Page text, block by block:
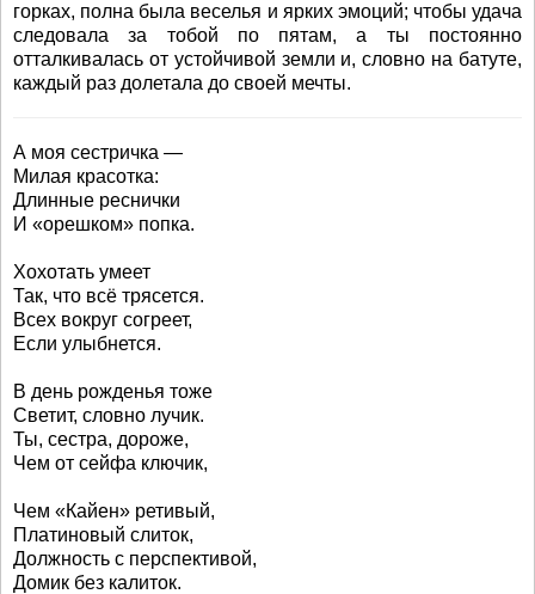
горках, полна была веселья и ярких эмоций; чтобы удача
следовала за тобой по пятам, а ты постоянно
отталкивалась от устойчивой земли и, словно на батуте,
каждый раз долетала до своей мечты.
А моя сестричка —
Милая красотка:
Длинные реснички
И «орешком» попка.
Хохотать умеет
Так, что всё трясется.
Всех вокруг согреет,
Если улыбнется.
В день рожденья тоже
Светит, словно лучик.
Ты, сестра, дороже,
Чем от сейфа ключик,
Чем «Кайен» ретивый,
Платиновый слиток,
Должность с перспективой,
Домик без калиток.